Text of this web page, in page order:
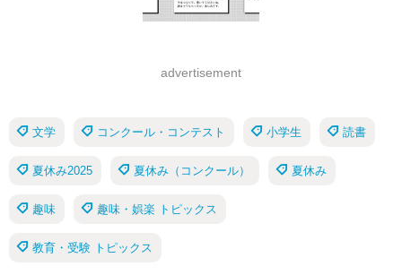
advertisement
文学 コンクール・コンテスト 小学生 読書
夏休み2025 夏休み（コンクール） 夏休み
趣味 趣味・娯楽 トピックス
教育・受験 トピックス